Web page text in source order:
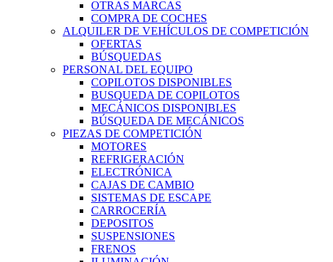
OTRAS MARCAS
COMPRA DE COCHES
ALQUILER DE VEHÍCULOS DE COMPETICIÓN
OFERTAS
BÚSQUEDAS
PERSONAL DEL EQUIPO
COPILOTOS DISPONIBLES
BUSQUEDA DE COPILOTOS
MECÁNICOS DISPONIBLES
BÚSQUEDA DE MECÁNICOS
PIEZAS DE COMPETICIÓN
MOTORES
REFRIGERACIÓN
ELECTRÓNICA
CAJAS DE CAMBIO
SISTEMAS DE ESCAPE
CARROCERÍA
DEPOSITOS
SUSPENSIONES
FRENOS